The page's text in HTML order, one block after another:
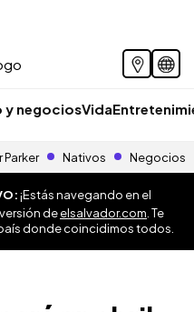
y negociosVida
Parker Nativos Negocios
¡Estás navegando en el
deelsalvador.com . Te
donde coincidimos todos.